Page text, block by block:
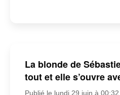
La blonde de
tout et elle s’ouvre
Publié le lundi 29 juin à 00:32